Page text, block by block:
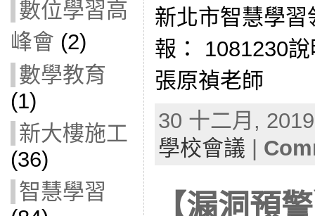
數位學習高
峰會 (2)
數學教育
(1)
新大樓施工
(36)
智慧學習
新北市智慧學
報： 1081230
張原禎老師
30 十二月,
學校會議
【漏洞預